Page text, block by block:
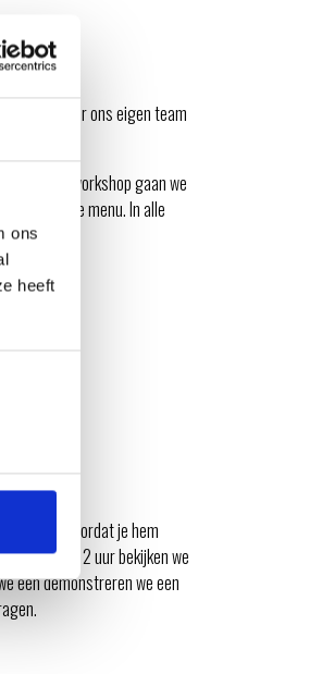
ons
heeft
zijn door ons eigen team
! Tijdens de workshop gaan we
nieuwe menu. In alle
biertje.
steekt voordat je hem
van 2 uur bekijken we
een demonstreren we een